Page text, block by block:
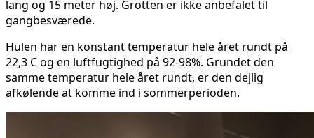
lang og 15 meter høj. Grotten er ikke anbefalet til
gangbesværede.
Hulen har en konstant temperatur hele året rundt på
22,3 C og en luftfugtighed på 92-98%. Grundet den
samme temperatur hele året rundt, er den dejlig
afkølende at komme ind i sommerperioden.